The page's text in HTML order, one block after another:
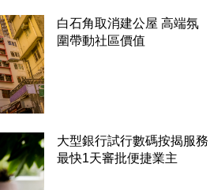
白石角取消建公屋 高端氛
圍帶動社區價值
大型銀行試行數碼按揭服務
最快1天審批便捷業主